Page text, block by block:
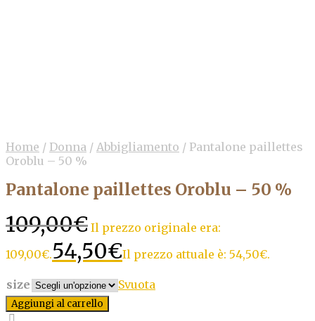
Home / Donna / Abbigliamento / Pantalone paillettes
Oroblu – 50 %
Pantalone paillettes Oroblu – 50 %
109,00€ Il prezzo originale era:
109,00€.54,50€Il prezzo attuale è: 54,50€.
size Svuota
Aggiungi al carrello